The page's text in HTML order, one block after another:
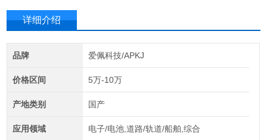
详细介绍
品牌 爱佩科技/APKJ
价格区间 5万-10万
产地类别 国产
应用领域 电子/电池,道路/轨道/船舶,综合